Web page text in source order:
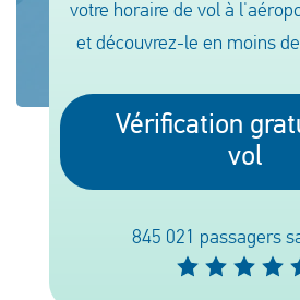
A propos de nous
Contact
votre horaire de vol à
et découvrez-le en moins
Vérification
vol
845 021 passagers